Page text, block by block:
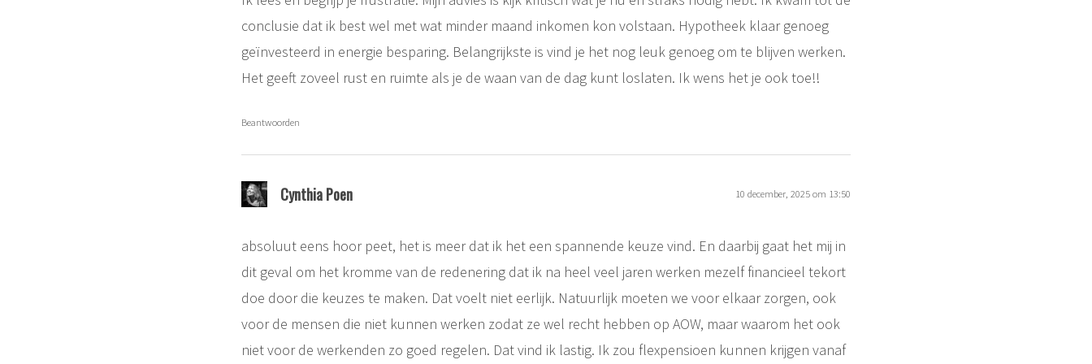
conclusie dat ik best wel met wat minder maand inkomen kon volstaan. Hypotheek klaar genoeg
geïnvesteerd in energie besparing. Belangrijkste is vind je het nog leuk genoeg om te blijven werken.
Het geeft zoveel rust en ruimte als je de waan van de dag kunt loslaten. Ik wens het je ook toe!!
Beantwoorden
Cynthia Poen 10 december, 2025 om 13:50
absoluut eens hoor peet, het is meer dat ik het een spannende keuze vind. En daarbij gaat het mij in
dit geval om het kromme van de redenering dat ik na heel veel jaren werken mezelf financieel tekort
doe door die keuzes te maken. Dat voelt niet eerlijk. Natuurlijk moeten we voor elkaar zorgen, ook
voor de mensen die niet kunnen werken zodat ze wel recht hebben op AOW, maar waarom het ook
niet voor de werkenden zo goed regelen. Dat vind ik lastig. Ik zou flexpensioen kunnen krijgen vanaf